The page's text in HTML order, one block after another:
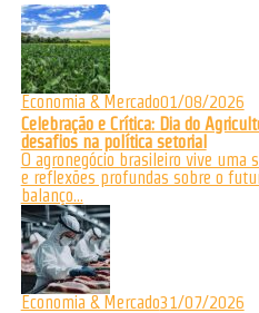
Economia & Mercado01/08/2026
Celebração e Crítica: Dia do
desafios na política setorial
O agronegócio brasileiro vive uma
e reflexões profundas sobre o
balanço...
Economia & Mercado31/07/2026